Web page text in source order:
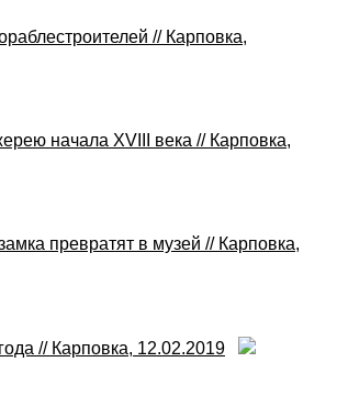
// Карповка,
начала XVIII века // Карповка,
превратят в музей // Карповка,
// Карповка, 12.02.2019